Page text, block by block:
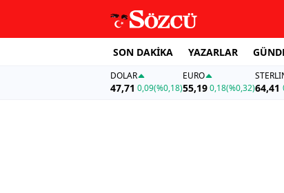
SON DAKİKA YAZARLAR
DOLAR
47,71 0,09(%0,18)
EURO
55,19 0,18(%0,32)64,41